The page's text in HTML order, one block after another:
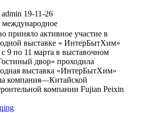
19-11-26
международное
приняло активное участие в
выставке « ИнтерБытХим»
9 по 11 марта в выставочном
двор» проходила
выставка «ИнтерБытХим»
компания—Китайской
компании Fujian Peixin